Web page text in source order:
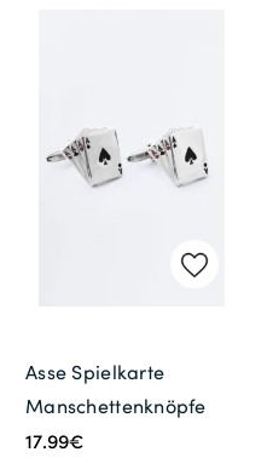
Asse Spielkarte
Manschettenknöpfe
17.99€